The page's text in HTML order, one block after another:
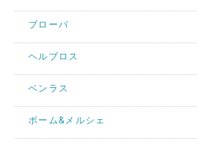
ブローバ
ヘルブロス
ベンラス
ボーム&メルシェ